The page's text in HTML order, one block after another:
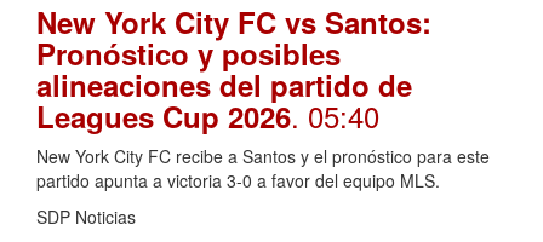
New York City FC vs Santos:
Pronóstico y posibles
alineaciones del partido de
Leagues Cup 2026. 05:40
New York City FC recibe a Santos y el pronóstico para este
partido apunta a victoria 3-0 a favor del equipo MLS.
SDP Noticias